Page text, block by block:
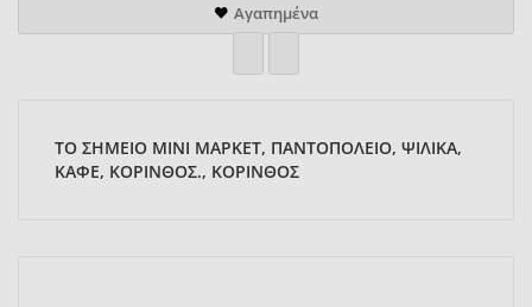
Αγαπημένα
ΤΟ ΣΗΜΕΙΟ ΜΙΝΙ ΜΑΡΚΕΤ, ΠΑΝΤΟΠΟΛΕΙΟ, ΨΙΛΙΚΑ,
ΚΑΦΕ, ΚΟΡΙΝΘΟΣ., ΚΟΡΙΝΘΟΣ